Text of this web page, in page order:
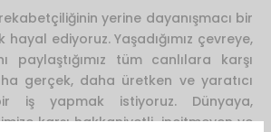
yerine dayanışmacı bir
ediyoruz. Yaşadığımız çevreye,
paylaştığımız tüm canlılara karşı
gerçek, daha üretken ve yaratıcı
iş yapmak istiyoruz. Dünyaya,
karşı hakkaniyetli, incitmeyen ve